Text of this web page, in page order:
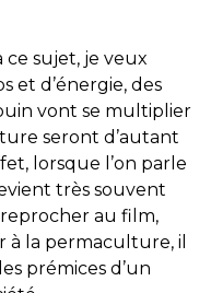
sujet, je veux
et d’énergie, des
vont se multiplier
seront d’autant
lorsque l’on parle
très souvent
au film,
à la permaculture, il
prémices d’un